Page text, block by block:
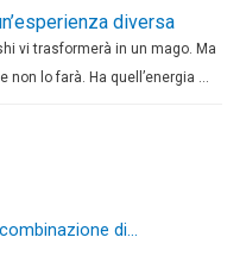
diversa
vi trasformerà in un mago. Ma
lo farà. Ha quell’energia …
di…